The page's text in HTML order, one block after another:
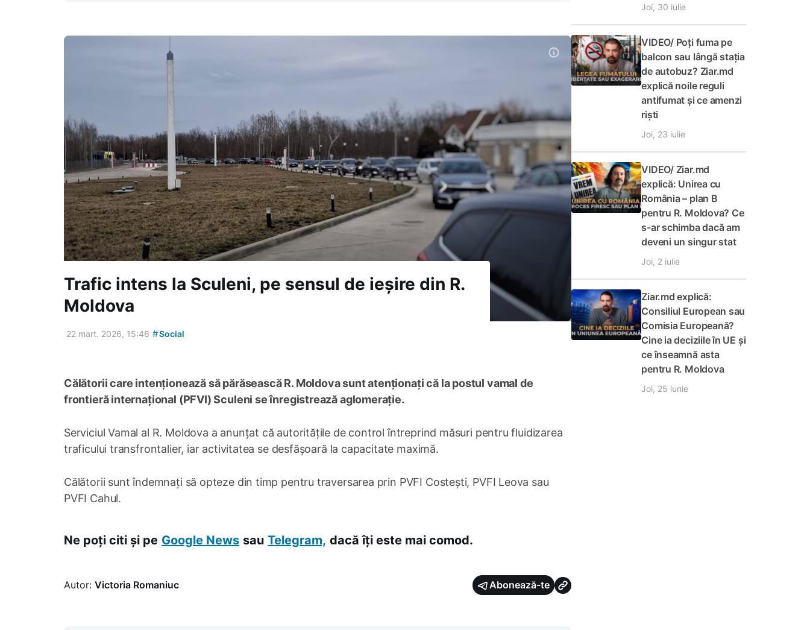
Trafic intens la Sculeni, pe sensul de ieșire din R.
Moldova
22 mart. 2026, 15:46 #Social
Călătorii care intenționează să părăsească R. Moldova sunt atenționați că la postul vamal de
frontieră internațional (PFVI) Sculeni se înregistrează aglomerație.
Serviciul Vamal al R. Moldova a anunțat că autoritățile de control întreprind măsuri pentru fluidizarea
traficului transfrontalier, iar activitatea se desfășoară la capacitate maximă.
Călătorii sunt îndemnați să opteze din timp pentru traversarea prin PVFI Costești, PVFI Leova sau
PVFI Cahul.
Ne poți citi și pe Google News sau Telegram, dacă îți este mai comod.
Autor: Victoria Romaniuc Abonează-te
Joi, 30 iulie
VIDEO/ Poți fuma pe
balcon sau lângă stația
de autobuz? Ziar.md
explică noile reguli
antifumat și ce amenzi
riști
Joi, 23 iulie
VIDEO/ Ziar.md
explică: Unirea cu
România – plan B
pentru R. Moldova? Ce
s-ar schimba dacă am
deveni un singur stat
Joi, 2 iulie
Ziar.md explică:
Consiliul European sau
Comisia Europeană?
Cine ia deciziile în UE și
ce înseamnă asta
pentru R. Moldova
Joi, 25 iunie